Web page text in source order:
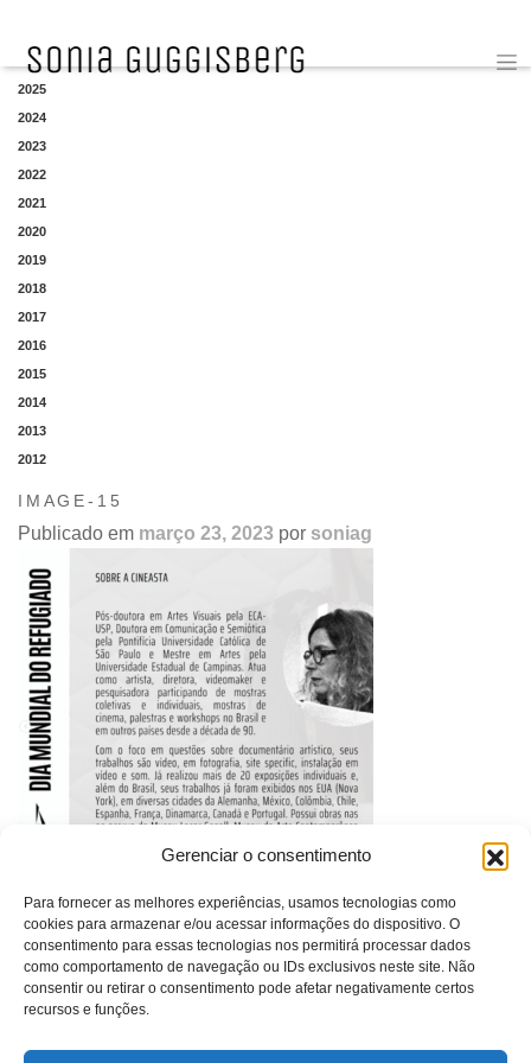
Gerenciar o consentimento
Para fornecer as melhores experiências, usamos tecnologias como
cookies para armazenar e/ou acessar informações do dispositivo. O
consentimento para essas tecnologias nos permitirá processar dados
como comportamento de navegação ou IDs exclusivos neste site. Não
consentir ou retirar o consentimento pode afetar negativamente certos
recursos e funções.
YEAR
2025
2024
2023
2022
2021
2020
2019
2018
2017
2016
2015
2014
2013
2012
IMAGE-15
Publicado em março 23, 2023 por soniag
Navegação
de
post
EXIBIÇÃO DO FILME “SEM ROSTO” SEGUIDA DE
DEBATE, 15/12 – CENTRO MARIANTONIA